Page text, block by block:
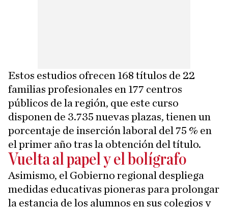
Estos estudios ofrecen 168 títulos de 22
familias profesionales en 177 centros
públicos de la región, que este curso
disponen de 3.735 nuevas plazas, tienen un
porcentaje de inserción laboral del 75 % en
el primer año tras la obtención del título.
Vuelta al papel y el bolígrafo
Asimismo, el Gobierno regional despliega
medidas educativas pioneras para prolongar
la estancia de los alumnos en sus colegios y